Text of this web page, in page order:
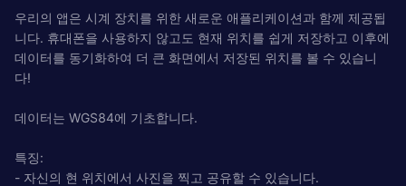
우리의 앱은 시계 장치를 위한 새로운 애플리케이션과 함께 제공됩
니다. 휴대폰을 사용하지 않고도 현재 위치를 쉽게 저장하고 이후에
데이터를 동기화하여 더 큰 화면에서 저장된 위치를 볼 수 있습니
다!
데이터는 WGS84에 기초합니다.
특징:
- 자신의 현 위치에서 사진을 찍고 공유할 수 있습니다.